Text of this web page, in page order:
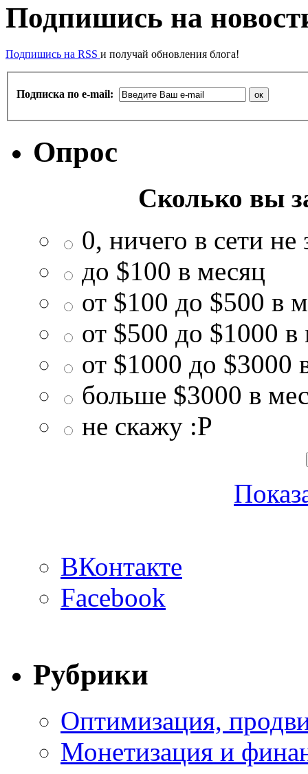
Подпишись на
Подпишись на RSS и получай обновления блога!
Подписка по e-mail:
Опрос
Сколько вы
0, ничего в сети не
до $100 в месяц
от $100 до $500 в
от $500 до $1000 в
от $1000 до $3000
больше $3000 в
не скажу :P
ВКонтакте
Facebook
Рубрики
Оптимизация,
Монетизация и